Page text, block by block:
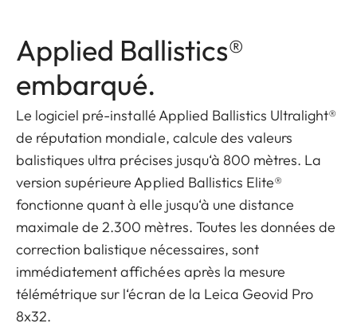
Applied Ballistics®
embarqué.
Le logiciel pré-installé Applied Ballistics Ultralight®
de réputation mondiale, calcule des valeurs
balistiques ultra précises jusqu‘à 800 mètres. La
version supérieure Applied Ballistics Elite®
fonctionne quant à elle jusqu‘à une distance
maximale de 2.300 mètres. Toutes les données de
correction balistique nécessaires, sont
immédiatement affichées après la mesure
télémétrique sur l‘écran de la Leica Geovid Pro
8x32.